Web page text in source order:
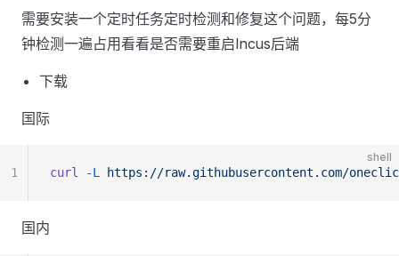
需要安装一个定时任务定时检测和修复这个问题，每5分
钟检测一遍占用看看是否需要重启Incus后端
下载
国际
shell
curl -L https://raw.githubusercontent.com/
1
国内